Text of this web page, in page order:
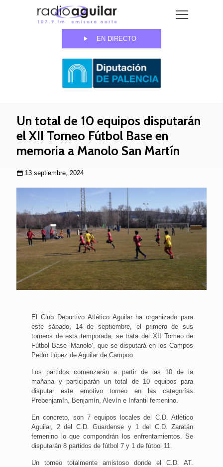
EN DIRECTO
Un total de 10 equipos disputarán
el XII Torneo Fútbol Base en
memoria a Manolo San Martín
13 septiembre, 2024
El Club Deportivo Atlético Aguilar ha organizado para
este sábado, 14 de septiembre, el primero de sus
torneos de esta temporada, se trata del XII Tomeo de
Fútbol Base ‘Manolo’, que se disputará en los Campos
Pedro López de Aguilar de Campoo
Los partidos comenzarán a partir de las 10 de la
mañana y participarán un total de 10 equipos para
disputar este emotivo torneo en las categorías
Prebenjamín, Benjamín, Alevín e Infantil femenino.
En concreto, son 7 equipos locales del C.D. Atlético
Aguilar, 2 del C.D. Guardense y 1 del C.D. Zaratán
femenino lo que compondrán los enfrentamientos. Se
disputarán 8 partidos de fútbol 7 y 1 de fútbol 11.
Un torneo totalmente amistoso donde el C.D. AT.